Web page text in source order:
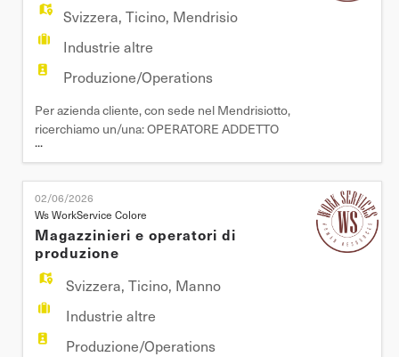
Svizzera,Ticino, Mendrisio
Industrie altre
Produzione/Operations
Per azienda cliente, con sede nel Mendrisiotto,
ricerchiamo un/una: OPERATORE ADDETTO
ALLA FINITURA Mansioni principali -
Modellazione manuale tramite utilizzo di lime e
macchine levigatrici (no CNC). - Utilizzo di
strumenti di misurazione per il controllo qualità.
Requisiti - Necessaria esperienza pregressa nella
medesima mansione. - Man
...
02/06/2026
Ws WorkService Colore
Magazzinieri e operatori di
produzione
Svizzera,Ticino, Manno
Industrie altre
Produzione/Operations